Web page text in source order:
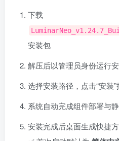
下载
安装包
解压后以管理员身份运行
选择安装路径，点击“安装”
系统自动完成组件部署与
安装完成后桌面生成快捷